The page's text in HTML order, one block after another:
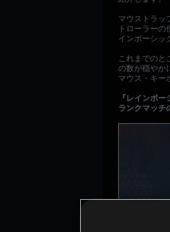
マウストラッ
トローラー
インボーシッ
これまでのと
の数が穏やか
マウス・キー
『レインボ
ランクマッチ